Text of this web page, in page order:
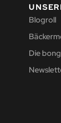
Blogroll
Die